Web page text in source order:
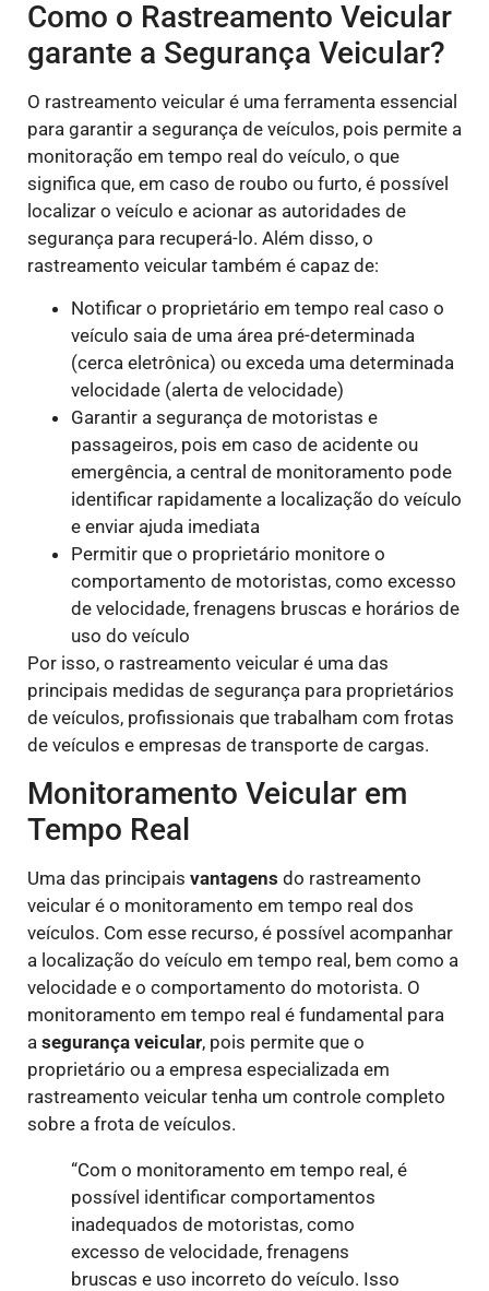
Como o Rastreamento Veicular
garante a Segurança Veicular?
O rastreamento veicular é uma ferramenta essencial
para garantir a segurança de veículos, pois permite a
monitoração em tempo real do veículo, o que
significa que, em caso de roubo ou furto, é possível
localizar o veículo e acionar as autoridades de
segurança para recuperá-lo. Além disso, o
rastreamento veicular também é capaz de:
Notificar o proprietário em tempo real caso o
veículo saia de uma área pré-determinada
(cerca eletrônica) ou exceda uma determinada
velocidade (alerta de velocidade)
Garantir a segurança de motoristas e
passageiros, pois em caso de acidente ou
emergência, a central de monitoramento pode
identificar rapidamente a localização do veículo
e enviar ajuda imediata
Permitir que o proprietário monitore o
comportamento de motoristas, como excesso
de velocidade, frenagens bruscas e horários de
uso do veículo
Por isso, o rastreamento veicular é uma das
principais medidas de segurança para proprietários
de veículos, profissionais que trabalham com frotas
de veículos e empresas de transporte de cargas.
Monitoramento Veicular em
Tempo Real
Uma das principais vantagens do rastreamento
veicular é o monitoramento em tempo real dos
veículos. Com esse recurso, é possível acompanhar
a localização do veículo em tempo real, bem como a
velocidade e o comportamento do motorista. O
monitoramento em tempo real é fundamental para
a segurança veicular, pois permite que o
proprietário ou a empresa especializada em
rastreamento veicular tenha um controle completo
sobre a frota de veículos.
“Com o monitoramento em tempo real, é
possível identificar comportamentos
inadequados de motoristas, como
excesso de velocidade, frenagens
bruscas e uso incorreto do veículo. Isso